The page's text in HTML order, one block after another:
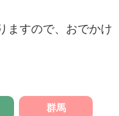
ますので、おでかけ
群馬